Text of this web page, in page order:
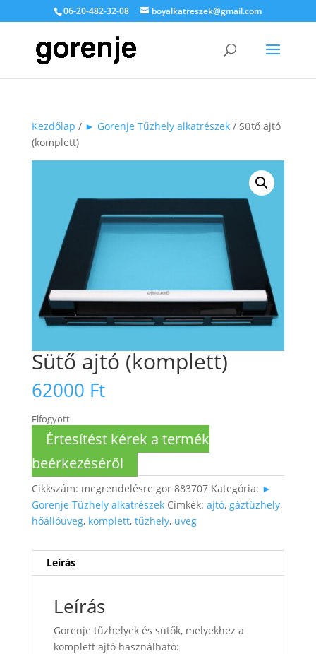
06-20-482-32-08 boyalkatreszek@gmail.com
Kezdőlap / ► Gorenje Tűzhely alkatrészek/ Sütő ajtó
(komplett)
Sütő ajtó (komplett)
62000 Ft
Elfogyott
Értesítést kérek a termék
beérkezéséről
Cikkszám: megrendelésre gor 883707 Kategória: ►
Gorenje Tűzhely alkatrészek Címkék: ajtó, gáztűzhely,
hőállóüveg, komplett, tűzhely, üveg
Leírás
Leírás
Gorenje tűzhelyek és sütők, melyekhez a
komplett ajtó használható: